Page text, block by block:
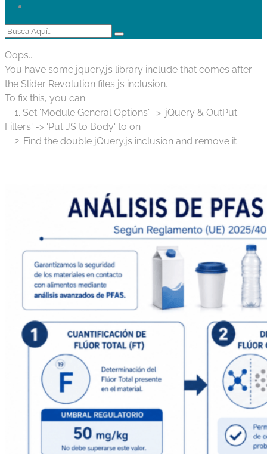
Oops...
You have some jquery.js library include that comes after
the Slider Revolution files js inclusion.
To fix this, you can:
1. Set 'Module General Options' -> 'jQuery & OutPut
Filters' -> 'Put JS to Body' to on
2. Find the double jQuery.js inclusion and remove it